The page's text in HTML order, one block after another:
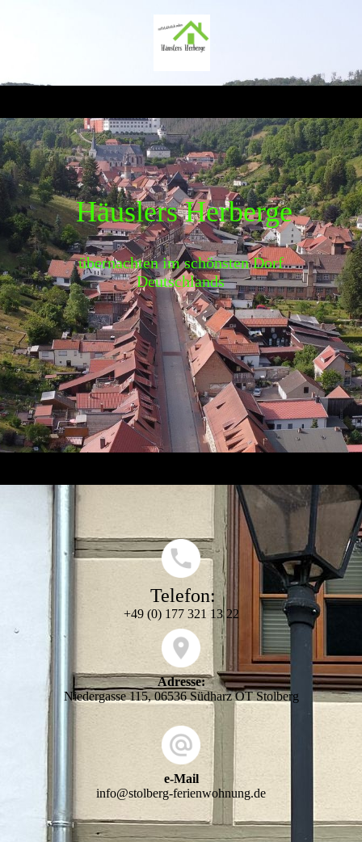
Häuslers Herberge
übernachten im schönsten Dorf
Deutschlands
Telefon:
+49 (0) 177 321 13 22
Adresse:
Niedergasse 115, 06536 Südharz OT Stolberg
e-Mail
info@stolberg-ferienwohnung.de